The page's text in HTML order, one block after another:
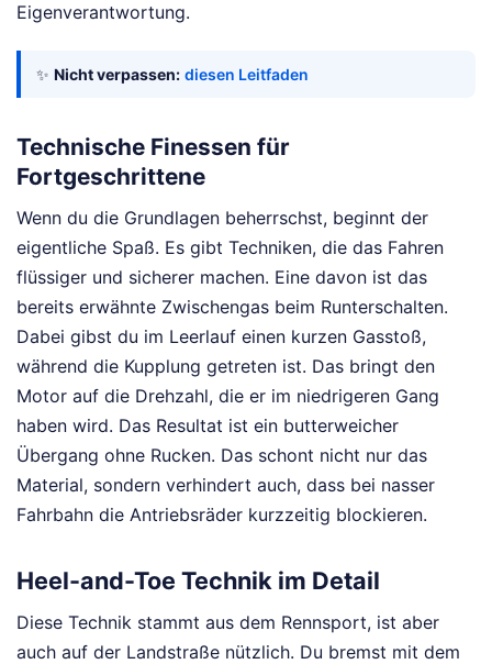
Eigenverantwortung.
✨ Nicht verpassen: diesen Leitfaden
Technische Finessen für
Fortgeschrittene
Wenn du die Grundlagen beherrschst, beginnt der
eigentliche Spaß. Es gibt Techniken, die das Fahren
flüssiger und sicherer machen. Eine davon ist das
bereits erwähnte Zwischengas beim Runterschalten.
Dabei gibst du im Leerlauf einen kurzen Gasstoß,
während die Kupplung getreten ist. Das bringt den
Motor auf die Drehzahl, die er im niedrigeren Gang
haben wird. Das Resultat ist ein butterweicher
Übergang ohne Rucken. Das schont nicht nur das
Material, sondern verhindert auch, dass bei nasser
Fahrbahn die Antriebsräder kurzzeitig blockieren.
Heel-and-Toe Technik im Detail
Diese Technik stammt aus dem Rennsport, ist aber
auch auf der Landstraße nützlich. Du bremst mit dem